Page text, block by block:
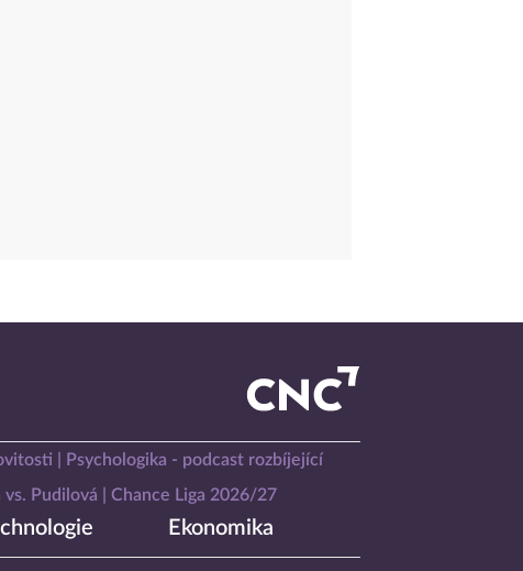
Psychologika - podcast rozbíjející
vs. Pudilová Chance Liga 2026/27
Ekonomika